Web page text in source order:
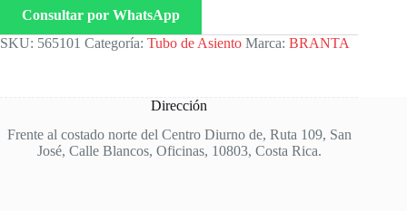
Consultar por WhatsApp
SKU: 565101 Categoría: Tubo de Asiento Marca: BRANTA
Dirección
Frente al costado norte del Centro Diurno de, Ruta 109, San
José, Calle Blancos, Oficinas, 10803, Costa Rica.